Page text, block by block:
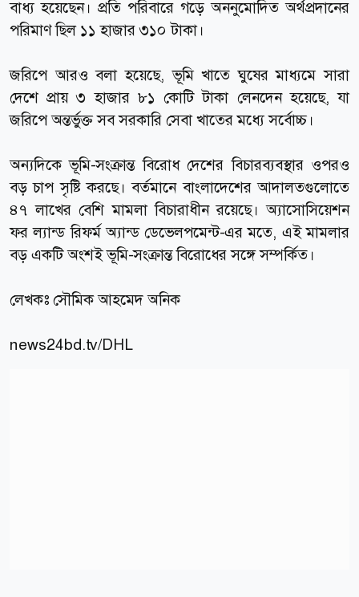
বাধ্য হয়েছেন। প্রতি পরিবারে গড়ে অননুমোদিত অর্থপ্রদানের
পরিমাণ ছিল ১১ হাজার ৩১০ টাকা।
জরিপে আরও বলা হয়েছে, ভূমি খাতে ঘুষের মাধ্যমে সারা
দেশে প্রায় ৩ হাজার ৮১ কোটি টাকা লেনদেন হয়েছে, যা
জরিপে অন্তর্ভুক্ত সব সরকারি সেবা খাতের মধ্যে সর্বোচ্চ।
অন্যদিকে ভূমি-সংক্রান্ত বিরোধ দেশের বিচারব্যবস্থার ওপরও
বড় চাপ সৃষ্টি করছে। বর্তমানে বাংলাদেশের আদালতগুলোতে
৪৭ লাখের বেশি মামলা বিচারাধীন রয়েছে। অ্যাসোসিয়েশন
ফর ল্যান্ড রিফর্ম অ্যান্ড ডেভেলপমেন্ট-এর মতে, এই মামলার
বড় একটি অংশই ভূমি-সংক্রান্ত বিরোধের সঙ্গে সম্পর্কিত।
লেখকঃ সৌমিক আহমেদ অনিক
news24bd.tv/DHL